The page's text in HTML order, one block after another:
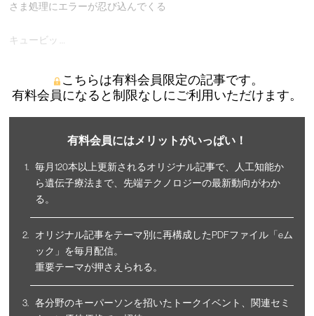
さま処理にエラーが忍び込んでくる
キュービッ …
こちらは有料会員限定の記事です。
有料会員になると制限なしにご利用いただけます。
有料会員にはメリットがいっぱい！
毎月120本以上更新されるオリジナル記事で、人工知能か
ら遺伝子療法まで、先端テクノロジーの最新動向がわか
る。
オリジナル記事をテーマ別に再構成したPDFファイル「eム
ック」を毎月配信。
重要テーマが押さえられる。
各分野のキーパーソンを招いたトークイベント、関連セミ